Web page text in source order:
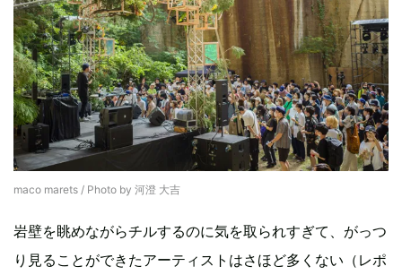
maco marets / Photo by 河澄 大吉
岩壁を眺めながらチルするのに気を取られすぎて、がっつ
り見ることができたアーティストはさほど多くない（レポ